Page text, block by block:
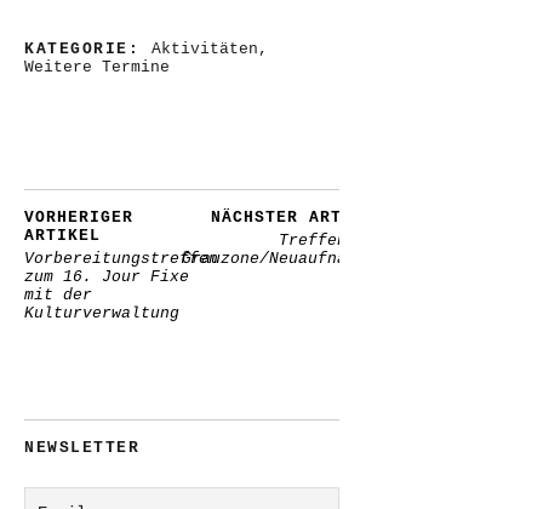
KATEGORIE: Aktivitäten ,
Weitere Termine
VORHERIGER
ARTIKEL
Vorbereitungstreffen
zum 16. Jour Fixe
mit der
Kulturverwaltung
NÄCHSTER ARTIKEL
Treffen AG-
Grauzone/Neuaufnahmen
NEWSLETTER